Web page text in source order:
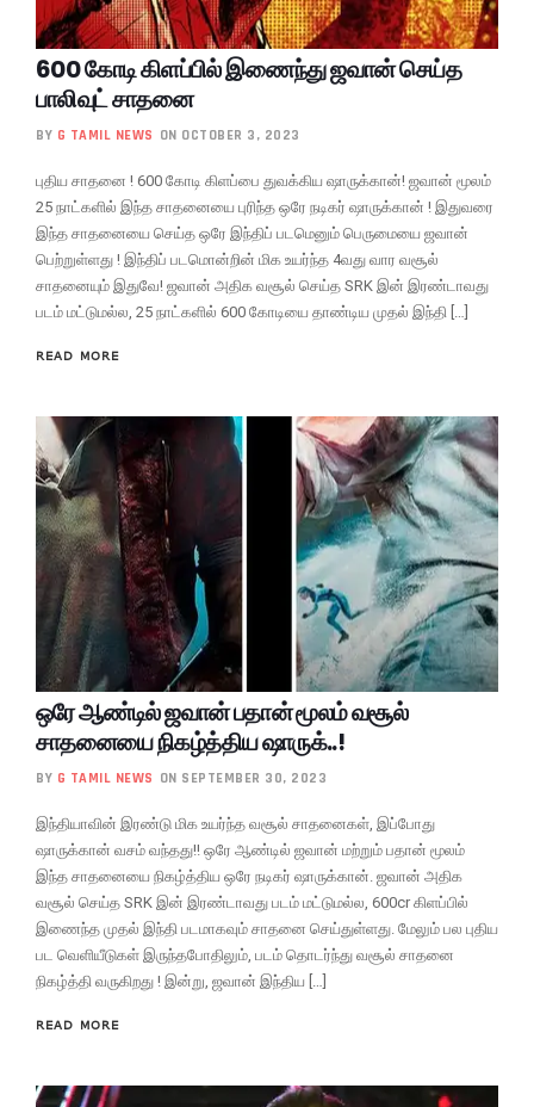
600 கோடி கிளப்பில் இணைந்து ஜவான் செய்த
பாலிவுட் சாதனை
BY G TAMIL NEWS ON OCTOBER 3, 2023
புதிய சாதனை ! 600 கோடி கிளப்பை துவக்கிய ஷாருக்கான்! ஜவான் மூலம்
25 நாட்களில் இந்த சாதனையை புரிந்த ஒரே நடிகர் ஷாருக்கான் ! இதுவரை
இந்த சாதனையை செய்த ஒரே இந்திப் படமெனும் பெருமையை ஜவான்
பெற்றுள்ளது ! இந்திப் படமொன்றின் மிக உயர்ந்த 4வது வார வசூல்
சாதனையும் இதுவே! ஜவான் அதிக வசூல் செய்த SRK இன் இரண்டாவது
படம் மட்டுமல்ல, 25 நாட்களில் 600 கோடியை தாண்டிய முதல் இந்தி […]
READ MORE
ஒரே ஆண்டில் ஜவான் பதான் மூலம் வசூல்
சாதனையை நிகழ்த்திய ஷாருக்..!
BY G TAMIL NEWS ON SEPTEMBER 30, 2023
இந்தியாவின் இரண்டு மிக உயர்ந்த வசூல் சாதனைகள், இப்போது
ஷாருக்கான் வசம் வந்தது!! ஒரே ஆண்டில் ஜவான் மற்றும் பதான் மூலம்
இந்த சாதனையை நிகழ்த்திய ஒரே நடிகர் ஷாருக்கான். ஜவான் அதிக
வசூல் செய்த SRK இன் இரண்டாவது படம் மட்டுமல்ல, 600cr கிளப்பில்
இணைந்த முதல் இந்தி படமாகவும் சாதனை செய்துள்ளது. மேலும் பல புதிய
பட வெளியீடுகள் இருந்தபோதிலும், படம் தொடர்ந்து வசூல் சாதனை
நிகழ்த்தி வருகிறது ! இன்று, ஜவான் இந்திய […]
READ MORE